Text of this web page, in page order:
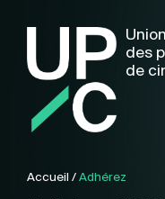
Union
des
de
Accueil / Adhérez